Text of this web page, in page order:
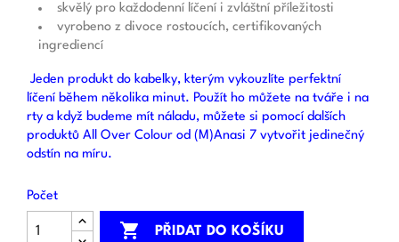
skvělý pro každodenní líčení i zvláštní příležitosti
vyrobeno z divoce rostoucích, certifikovaných
ingrediencí
Jeden produkt do kabelky, kterým vykouzlíte perfektní
líčení během několika minut. Použít ho můžete na tváře i na
rty a když budeme mít náladu, můžete si pomocí dalších
produktů All Over Colour od (M)Anasi 7 vytvořit jedinečný
odstín na míru.
Počet
 PŘIDAT DO KOŠÍKU